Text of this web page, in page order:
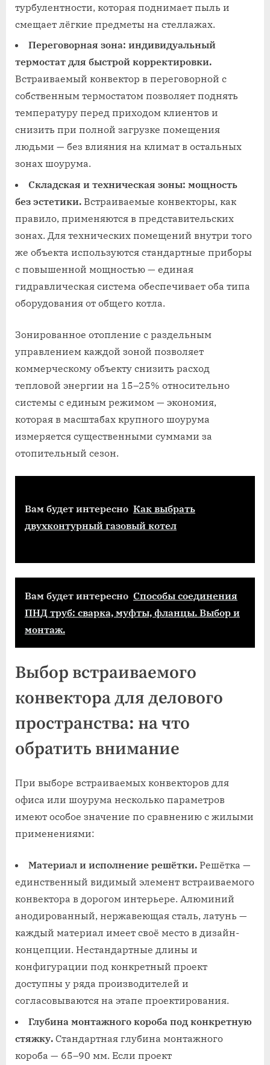
турбулентности, которая поднимает пыль и
смещает лёгкие предметы на стеллажах.
Переговорная зона: индивидуальный
термостат для быстрой корректировки.
Встраиваемый конвектор в переговорной с
собственным термостатом позволяет поднять
температуру перед приходом клиентов и
снизить при полной загрузке помещения
людьми — без влияния на климат в остальных
зонах шоурума.
Складская и техническая зоны: мощность
без эстетики. Встраиваемые конвекторы, как
правило, применяются в представительских
зонах. Для технических помещений внутри того
же объекта используются стандартные приборы
с повышенной мощностью — единая
гидравлическая система обеспечивает оба типа
оборудования от общего котла.
Зонированное отопление с раздельным
управлением каждой зоной позволяет
коммерческому объекту снизить расход
тепловой энергии на 15–25% относительно
системы с единым режимом — экономия,
которая в масштабах крупного шоурума
измеряется существенными суммами за
отопительный сезон.
Вам будет интересно Как выбрать
двухконтурный газовый котел
Вам будет интересно Способы соединения
ПНД труб: сварка, муфты, фланцы. Выбор и
монтаж.
Выбор встраиваемого
конвектора для делового
пространства: на что
обратить внимание
При выборе встраиваемых конвекторов для
офиса или шоурума несколько параметров
имеют особое значение по сравнению с жилыми
применениями:
Материал и исполнение решётки. Решётка —
единственный видимый элемент встраиваемого
конвектора в дорогом интерьере. Алюминий
анодированный, нержавеющая сталь, латунь —
каждый материал имеет своё место в дизайн-
концепции. Нестандартные длины и
конфигурации под конкретный проект
доступны у ряда производителей и
согласовываются на этапе проектирования.
Глубина монтажного короба под конкретную
стяжку. Стандартная глубина монтажного
короба — 65–90 мм. Если проект